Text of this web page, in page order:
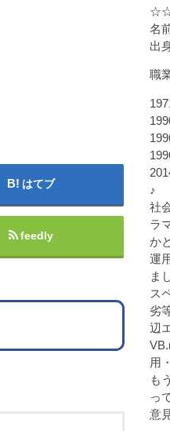
はてブ
feedly
名
出
職
♪
社
ラ
か
運
ま
ス
劣
辺
用
も
っ
意